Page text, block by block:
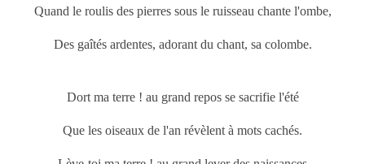
Quand le roulis des pierres sous le ruisseau chante l'ombe,
Des gaîtés ardentes, adorant du chant, sa colombe.
Dort ma terre ! au grand repos se sacrifie l'été
Que les oiseaux de l'an révèlent à mots cachés.